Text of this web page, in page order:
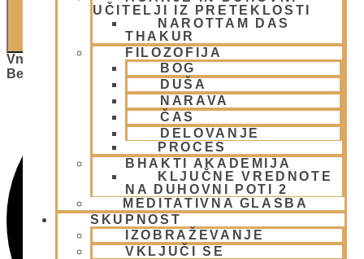
UČITELJI IZ PRETEKLOSTI
NAROTTAM DAS
THAKUR
FILOZOFIJA
BOG
DUŠA
NARAVA
ČAS
DELOVANJE
PROCES
BHAKTI AKADEMIJA
KLJUČNE VREDNOTE
NA DUHOVNI POTI 2
MEDITATIVNA GLASBA
SKUPNOST
IZOBRAŽEVANJE
VKLJUČI SE
Vnesite Ključno Besedo. Poiščite Dogodki Po Ključni
Besedi.